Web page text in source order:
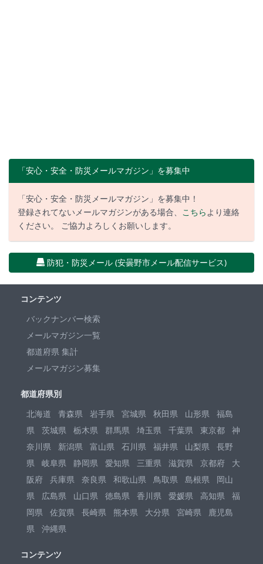
「安心・安全・防災メールマガジン」を募集中
「安心・安全・防災メールマガジン」を募集中！
登録されてないメールマガジンがある場合、 こちらより連絡
ください。 ご協力よろしくお願いします。
防犯・防災メール (安曇野市メール配信サービス)
コンテンツ
バックナンバー検索
メールマガジン一覧
都道府県 集計
メールマガジン募集
都道府県別
北海道
青森県 岩手県 宮城県 秋田県 山形県
福島
県
茨城県 栃木県 群馬県 埼玉県 千葉県 東京都
神
奈川県
新潟県 富山県 石川県 福井県 山梨県
長野
県
岐阜県 静岡県 愛知県 三重県 滋賀県 京都府
大
阪府
兵庫県 奈良県 和歌山県 鳥取県 島根県
岡山
県
広島県 山口県 徳島県 香川県 愛媛県 高知県
福
岡県
佐賀県 長崎県 熊本県 大分県 宮崎県
鹿児島
県
沖縄県
コンテンツ